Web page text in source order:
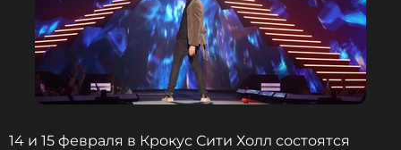
14 и 15 февраля в Крокус Сити Холл состоятся